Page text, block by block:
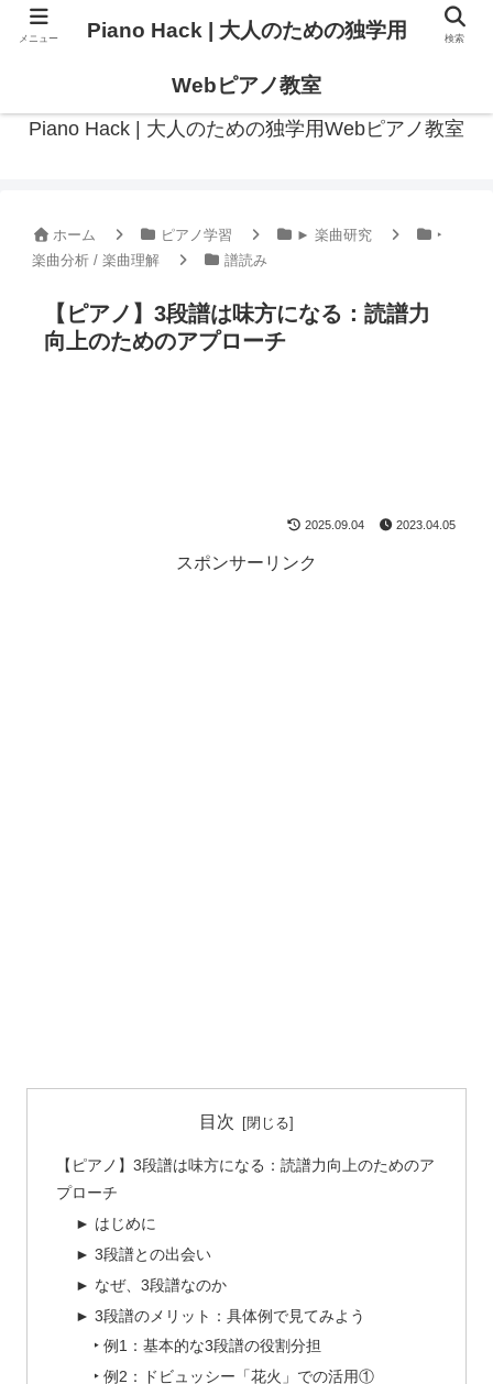
Piano Hack | 大人のための独学用Webピアノ教室
ホーム ピアノ学習 ► 楽曲研究
‣
楽曲分析 / 楽曲理解
譜読み
【ピアノ】3段譜は味方になる：読譜力
向上のためのアプローチ
2025.09.04 2023.04.05
スポンサーリンク
目次
【ピアノ】3段譜は味方になる：読譜力向上のためのア
プローチ
► はじめに
► 3段譜との出会い
► なぜ、3段譜なのか
► 3段譜のメリット：具体例で見てみよう
‣ 例1：基本的な3段譜の役割分担
‣ 例2：ドビュッシー「花火」での活用①
メニュー Piano Hack | 大人のための独学用
Webピアノ教室
検索